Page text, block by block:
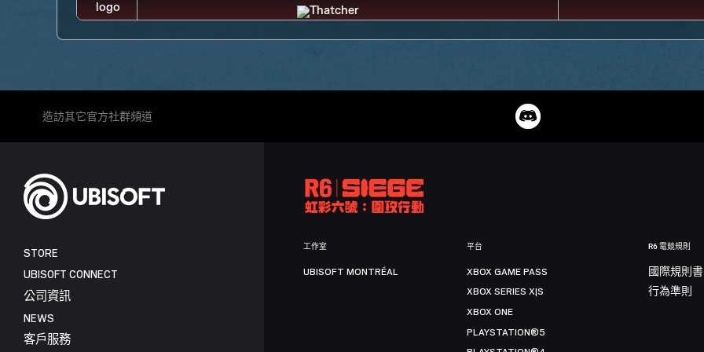
造訪其它官方社群頻道
STORE
UBISOFT CONNECT
公司資訊
NEWS
客戶服務
工作室
UBISOFT MONTRÉAL
平台
XBOX GAME PASS
XBOX SERIES X|S
XBOX ONE
PLAYSTATION®5
R6 電競規則
國際規則書
行為準則